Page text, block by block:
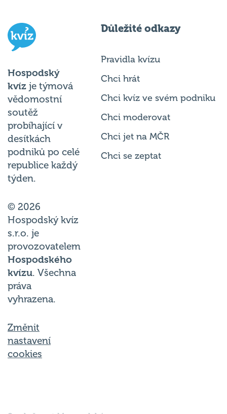
Hospodský
kvíz je týmová
vědomostní
soutěž
probíhající v
desítkách
podniků po celé
republice každý
týden.
© 2026
Hospodský kvíz
s.r.o. je
provozovatelem
Hospodského
kvízu. Všechna
práva
vyhrazena.
Změnit
nastavení
cookies
Důležité odkazy
Pravidla kvízu
Chci hrát
Chci kvíz ve svém podniku
Chci moderovat
Chci jet na MČR
Chci se zeptat